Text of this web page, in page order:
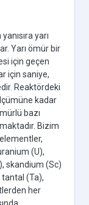
yarı
Yarı ömür bir
için geçen
için saniye,
Reaktördeki
kadar
bazı
Bizim
(U),
skandium (Sc)
(Ta),
her